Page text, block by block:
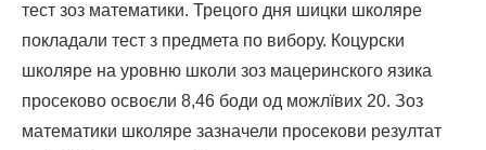
тест зоз математики. Трецого дня шицки школяре
покладали тест з предмета по вибору. Коцурски
школяре на уровню школи зоз мацеринского язика
просеково освоєли 8,46 боди од можлївих 20. Зоз
математики школяре зазначели просекови резултат